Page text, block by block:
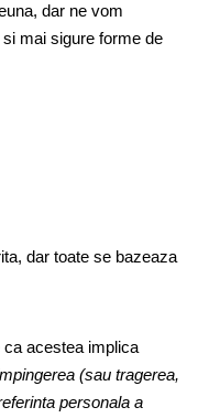
dar ne vom
mai sigure forme de
dar toate se bazeaza
ca acestea implica
(sau tragerea,
personala a